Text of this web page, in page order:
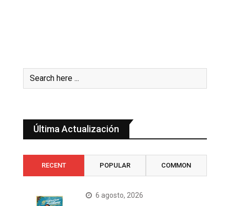
Última Actualización
RECENT POPULAR COMMON
6 agosto, 2026